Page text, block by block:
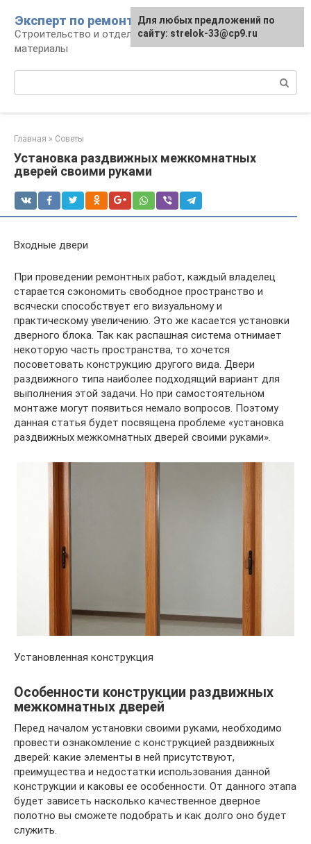
контенту
Эксперт по ремонту
Строительство и отделка: работы и
материалы
Главная » Советы
Установка раздвижных межкомнатных
дверей своими руками
Входные двери
При проведении ремонтных работ, каждый владелец
старается сэкономить свободное пространство и
всячески способствует его визуальному и
практическому увеличению. Это же касается установки
дверного блока. Так как распашная система отнимает
некоторую часть пространства, то хочется
посоветовать конструкцию другого вида. Двери
раздвижного типа наиболее подходящий вариант для
выполнения этой задачи. Но при самостоятельном
монтаже могут появиться немало вопросов. Поэтому
данная статья будет посвящена проблеме «установка
раздвижных межкомнатных дверей своими руками».
Установленная конструкция
Особенности конструкции раздвижных
межкомнатных дверей
Перед началом установки своими руками, необходимо
провести ознакомление с конструкцией раздвижных
дверей: какие элементы в ней присутствуют,
преимущества и недостатки использования данной
конструкции и каковы ее особенности. От данного этапа
будет зависеть насколько качественное дверное
полотно вы сможете подобрать и как долго оно будет
служить.
Для любых предложений по
сайту: strelok-33@cp9.ru
Для любых предложений по
сайту: strelok-33@cp9.ru